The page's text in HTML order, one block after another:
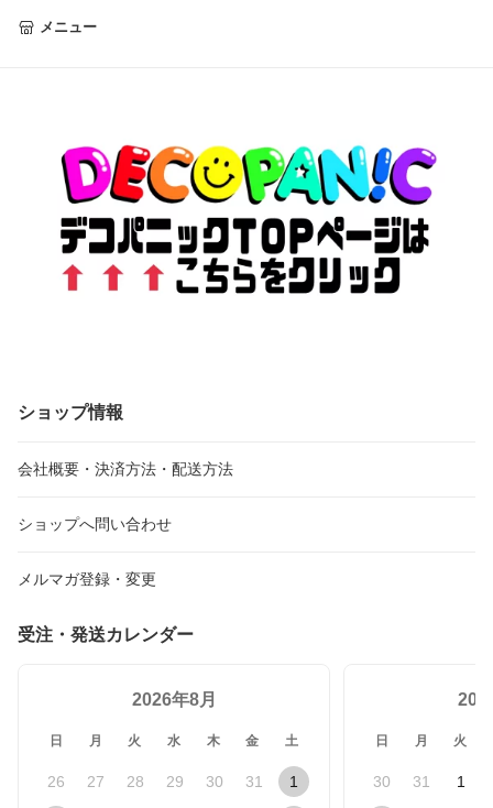
メニュー
ショップ情報
会社概要・決済方法・配送方法
ショップへ問い合わせ
メルマガ登録・変更
受注・発送カレンダー
2026年8月
日 月 火 水 木 金 土
26 27 28 29 30 31 1
日 月 火
30 31 1